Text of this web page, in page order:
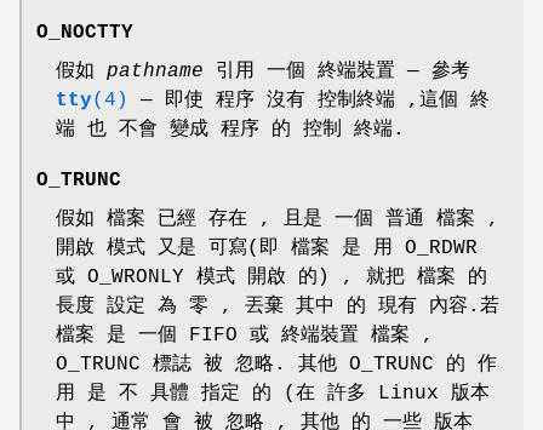
O_NOCTTY
假如 pathname 引用 一個 終端裝置 — 參考
tty(4)
— 即使 程序 沒有 控制終端 ,這個 終
端 也 不會 變成 程序 的 控制 終端.
O_TRUNC
假如 檔案 已經 存在 , 且是 一個 普通 檔案 ,
開啟 模式 又是 可寫(即 檔案 是 用 O_RDWR
或 O_WRONLY 模式 開啟 的) , 就把 檔案 的
長度 設定 為 零 , 丟棄 其中 的 現有 內容.若
檔案 是 一個 FIFO 或 終端裝置 檔案 ,
O_TRUNC 標誌 被 忽略. 其他 O_TRUNC 的 作
用 是 不 具體 指定 的 (在 許多 Linux 版本
中 , 通常 會 被 忽略 , 其他 的 一些 版本